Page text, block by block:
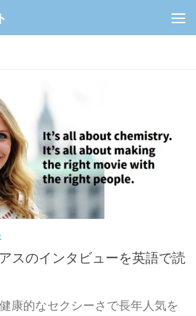
スのインタビューを英語で読
康的なセクシーさで長年人気を